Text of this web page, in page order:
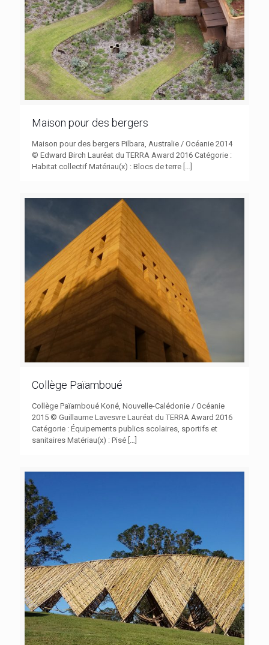
Maison pour des bergers
Maison pour des bergers Pilbara, Australie / Océanie 2014
© Edward Birch Lauréat du TERRA Award 2016 Catégorie :
Habitat collectif Matériau(x) : Blocs de terre […]
Collège Païamboué
Collège Païamboué Koné, Nouvelle-Calédonie / Océanie
2015 © Guillaume Lavesvre Lauréat du TERRA Award 2016
Catégorie : Équipements publics scolaires, sportifs et
sanitaires Matériau(x) : Pisé […]